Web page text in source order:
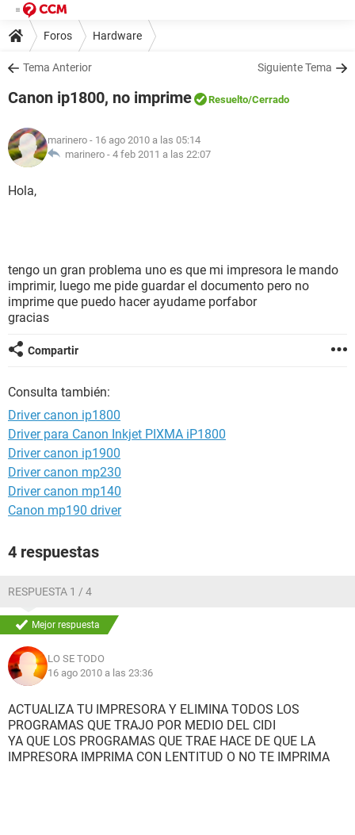
Foros Hardware
Tema Anterior Siguiente Tema
Canon ip1800, no imprime Resuelto/Cerrado
marinero - 16 ago 2010 a las 05:14
marinero - 4 feb 2011 a las 22:07
Hola,
tengo un gran problema uno es que mi impresora le mando
imprimir, luego me pide guardar el documento pero no
imprime que puedo hacer ayudame porfabor
gracias
Compartir
Consulta también:
Driver canon ip1800
Driver para Canon Inkjet PIXMA iP1800
Driver canon ip1900
Driver canon mp230
Driver canon mp140
Canon mp190 driver
4 respuestas
RESPUESTA 1 / 4
Mejor respuesta
LO SE TODO
16 ago 2010 a las 23:36
ACTUALIZA TU IMPRESORA Y ELIMINA TODOS LOS
PROGRAMAS QUE TRAJO POR MEDIO DEL CIDI
YA QUE LOS PROGRAMAS QUE TRAE HACE DE QUE LA
IMPRESORA IMPRIMA CON LENTITUD O NO TE IMPRIMA